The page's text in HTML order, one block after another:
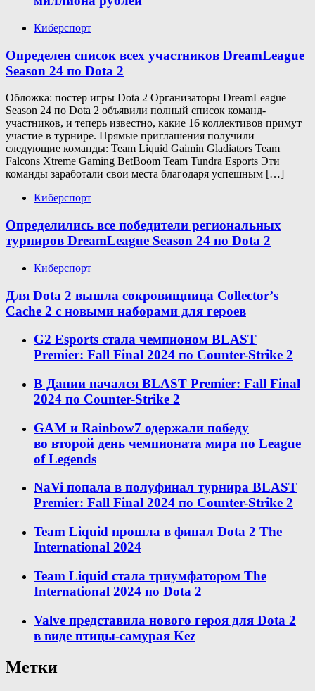
Киберспорт
Определен список всех участников DreamLeague
Season 24 по Dota 2
Обложка: постер игры Dota 2 Организаторы DreamLeague
Season 24 по Dota 2 объявили полный список команд-
участников, и теперь известно, какие 16 коллективов примут
участие в турнире. Прямые приглашения получили
следующие команды: Team Liquid Gaimin Gladiators Team
Falcons Xtreme Gaming BetBoom Team Tundra Esports Эти
команды заработали свои места благодаря успешным […]
Киберспорт
Определились все победители региональных
турниров DreamLeague Season 24 по Dota 2
Киберспорт
Для Dota 2 вышла сокровищница Collectorʼs
Cache 2 с новыми наборами для героев
G2 Esports стала чемпионом BLAST
Premier: Fall Final 2024 по Counter-Strike 2
В Дании начался BLAST Premier: Fall Final
2024 по Counter-Strike 2
GAM и Rainbow7 одержали победу
во второй день чемпионата мира по League
of Legends
NaVi попала в полуфинал турнира BLAST
Premier: Fall Final 2024 по Counter-Strike 2
Team Liquid прошла в финал Dota 2 The
International 2024
Team Liquid стала триумфатором The
International 2024 по Dota 2
Valve представила нового героя для Dota 2
в виде птицы-самурая Kez
Метки